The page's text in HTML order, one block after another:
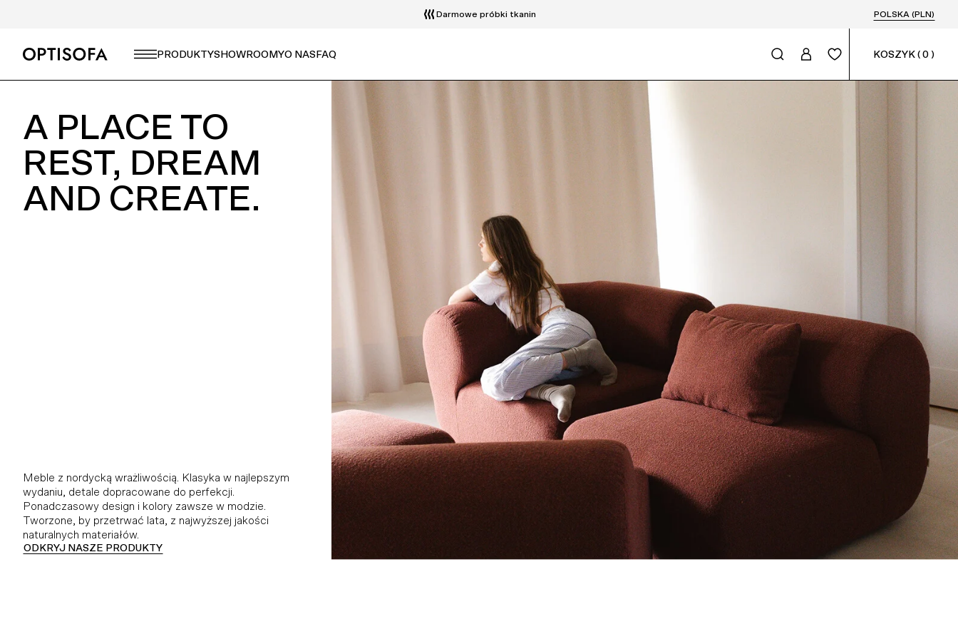
Darmowe próbki tkanin POLSKA (PLN)
PRODUKTYSHOWROOMYO NASFAQ KOSZYK(0 )
A PLACE TO
REST, DREAM
AND CREATE.
Meble z nordycką wrażliwością. Klasyka w najlepszym
wydaniu, detale dopracowane do perfekcji.
Ponadczasowy design i kolory zawsze w modzie.
Tworzone, by przetrwać lata, z najwyższej jakości
naturalnych materiałów.
ODKRYJ NASZE PRODUKTY